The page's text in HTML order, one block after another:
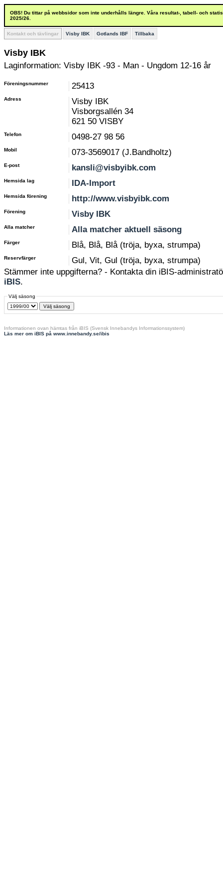
OBS! Du tittar på webbsidor som inte underhålls längre. Våra resultat-, tabell- och
2025/26.
Kontakt och tävlingar Visby IBK Gotlands IBF Tillbaka
Visby IBK
Laginformation: Visby IBK -93 - Man - Ungdom 12-16 år
Föreningsnummer 25413
Adress
Visby IBK
Visborgsallén 34
621 50 VISBY
Telefon 0498-27 98 56
Mobil 073-3569017 (J.Bandholtz)
E-post kansli@visbyibk.com
Hemsida lag IDA-Import
Hemsida förening http://www.visbyibk.com
Förening Visby IBK
Alla matcher Alla matcher aktuell säsong
Färger Blå, Blå, Blå (tröja, byxa, strumpa)
Reservfärger
Gul, Vit, Gul (tröja, byxa, strumpa)
Stämmer inte uppgifterna? - Kontakta din iBIS-
iBIS.
Välj säsong
Informationen ovan hämtas från iBIS (Svensk Innebandys Informationssystem)
Läs mer om iBIS på www.innebandy.se/ibis